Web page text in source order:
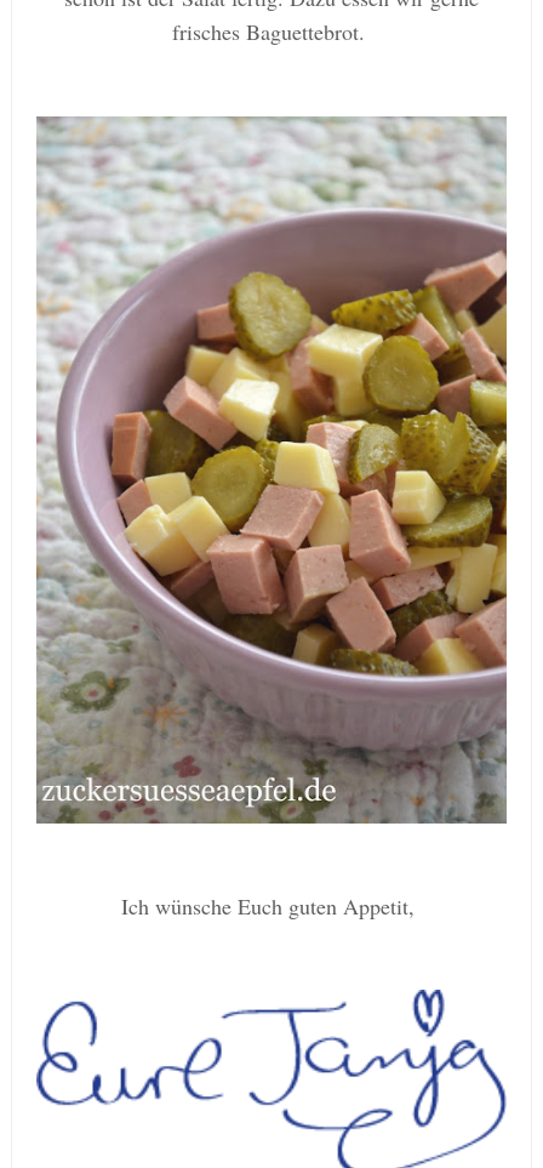
frisches Baguettebrot.
Ich wünsche Euch guten Appetit,